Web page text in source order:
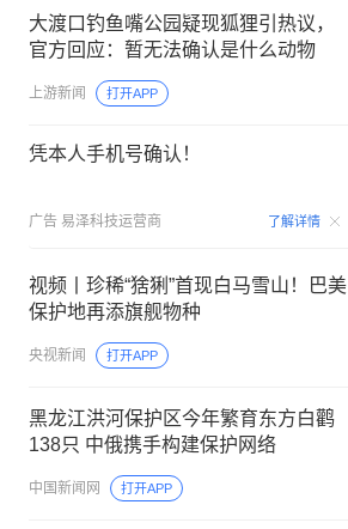
大渡口钓鱼嘴公园疑现狐狸引热议，
官方回应：暂无法确认是什么动物
上游新闻 打开APP
凭本人手机号确认！
广告 易泽科技运营商 了解详情
视频丨珍稀“猞猁”首现白马雪山！巴美
保护地再添旗舰物种
央视新闻 打开APP
黑龙江洪河保护区今年繁育东方白鹳
138只 中俄携手构建保护网络
中国新闻网 打开APP